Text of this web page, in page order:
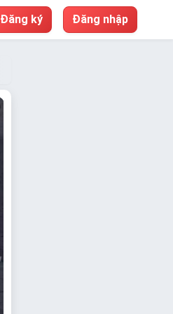
Đăng ký Đăng nhập